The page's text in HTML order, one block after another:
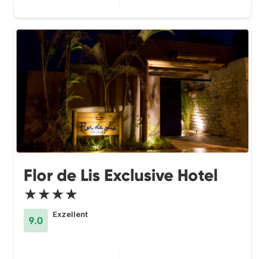
Flor de Lis Exclusive Hotel
★★★★
9.0
Exzellent